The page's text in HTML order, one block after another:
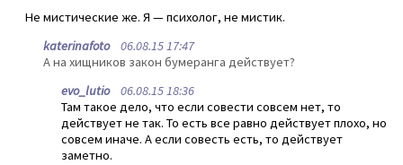
Не мистические же. Я — психолог, не мистик.
katerinafoto06.08.15 17:47
А на хищников закон бумеранга действует?
evo_lutio06.08.15 18:36
Там такое дело, что если совести совсем нет, то
действует не так. То есть все равно действует плохо, но
совсем иначе. А если совесть есть, то действует
заметно.